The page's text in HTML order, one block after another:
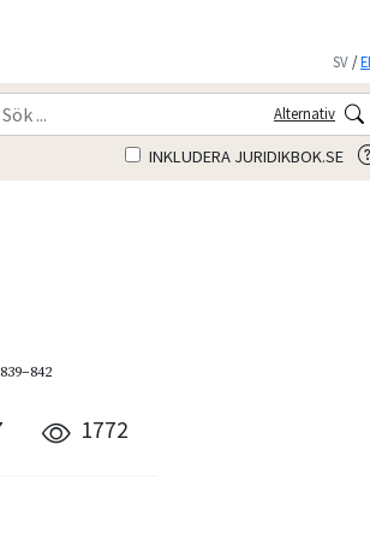
SV /
Alternativ
INKLUDERA JURIDIKBOK.SE
1772